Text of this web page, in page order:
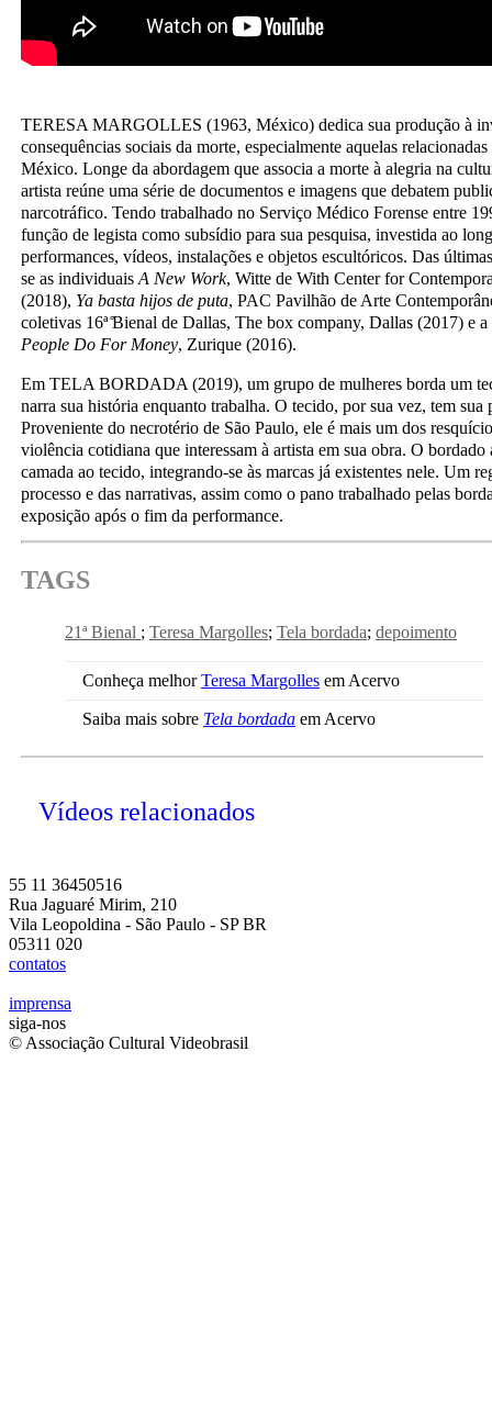
TERESA MARGOLLES (1963, México) dedica sua produção à
consequências sociais da morte, especialmente aquelas
México. Longe da abordagem que associa a morte à alegria na
artista reúne uma série de documentos e imagens que debatem
narcotráfico. Tendo trabalhado no Serviço Médico Forense entre
função de legista como subsídio para sua pesquisa, investida ao
performances, vídeos, instalações e objetos escultóricos. Das
se as individuais A New Work, Witte de With Center for
(2018), Ya basta hijos de puta, PAC Pavilhão de Arte
coletivas 16ª ̊Bienal de Dallas, The box company, Dallas (2017) e
People Do For Money, Zurique (2016).
Em TELA BORDADA (2019), um grupo de mulheres borda um
narra sua história enquanto trabalha. O tecido, por sua vez, tem sua
Proveniente do necrotério de São Paulo, ele é mais um dos
violência cotidiana que interessam à artista em sua obra. O bordado
camada ao tecido, integrando-se às marcas já existentes nele. Um
processo e das narrativas, assim como o pano trabalhado pelas
exposição após o fim da performance.
TAGS
21ª Bienal Teresa Margolles Tela bordada depoimento
Conheça melhorTeresa Margolles em Acervo
Saiba mais sobre Tela bordada em Acervo
Vídeos relacionados
55 11 36450516
Rua Jaguaré Mirim, 210
Vila Leopoldina - São Paulo - SP BR
05311 020
contatos
imprensa
siga-nos
© Associação Cultural Videobrasil